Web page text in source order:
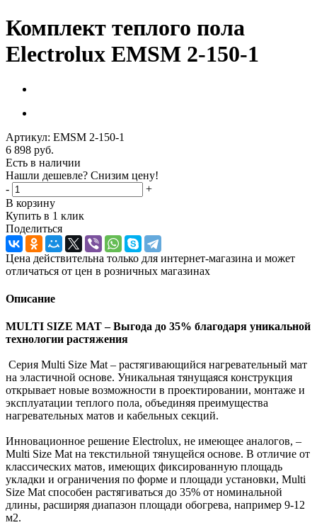
Комплект теплого пола
Electrolux EMSM 2-150-1
Артикул: EMSM 2-150-1
6 898 руб.
Есть в наличии
Нашли дешевле? Снизим цену!
-
+
В корзину
Купить в 1 клик
Поделиться
Цена действительна только для интернет-магазина и может
отличаться от цен в розничных магазинах
Описание
MULTI SIZE MAT – Выгода до 35% благодаря уникальной
технологии растяжения
Серия Multi Size Mat – растягивающийся нагревательный мат
на эластичной основе. Уникальная тянущаяся конструкция
открывает новые возможности в проектировании, монтаже и
эксплуатации теплого пола, объединяя преимущества
нагревательных матов и кабельных секций.
Инновационное решение Electrolux, не имеющее аналогов, –
Multi Size Mat на текстильной тянущейся основе. В отличие от
классических матов, имеющих фиксированную площадь
укладки и ограничения по форме и площади установки, Multi
Size Mat способен растягиваться до 35% от номинальной
длины, расширяя диапазон площади обогрева, например 9-12
м2.